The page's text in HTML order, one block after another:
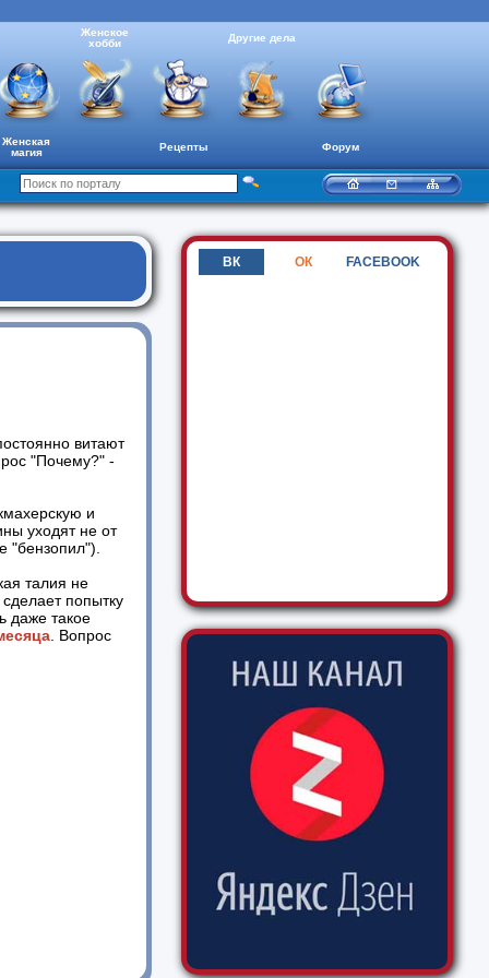
Женское
хобби
Другие дела
Женская
магия
Рецепты Форум
витают
"Почему?" -
и
уходят не от
"бензопил").
талия не
попытку
даже такое
. Вопрос
ВК ОК FACEBOOK